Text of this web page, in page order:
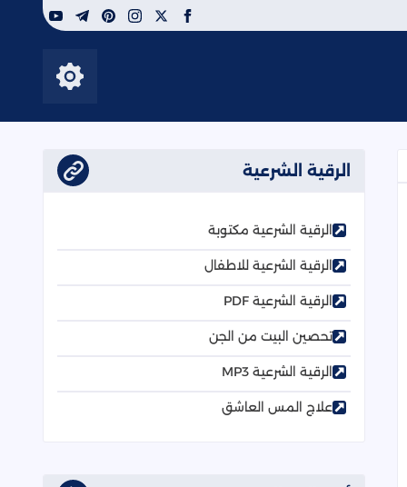
facebook
x
instagram
pinterest
telegram
youtube
إظهار الأزرار
الرقية الشرعية
الرقية الشرعية مكتوبة
الرقية الشرعية للاطفال
الرقية الشرعية PDF
تحصين البيت من الجن
الرقية الشرعية MP3
علاج المس العاشق